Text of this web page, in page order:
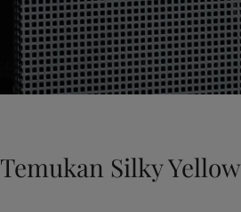
Temukan Silky Yellow